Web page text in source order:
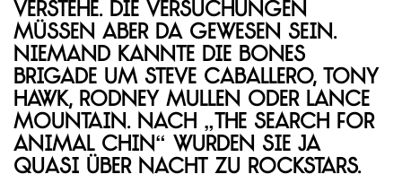
Verstehe. Die Versuchungen
müssen aber da gewesen sein.
Niemand kannte die Bones
Brigade um Steve Caballero, Tony
Hawk, Rodney Mullen oder Lance
Mountain. Nach „The Search for
Animal Chin“ wurden sie ja
quasi über Nacht zu Rockstars.